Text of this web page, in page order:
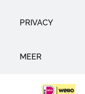
PRIVACY
MEER